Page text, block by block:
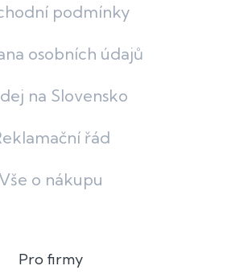
podmínky
osobních údajů
na Slovensko
řád
Vše o nákupu
Pro firmy